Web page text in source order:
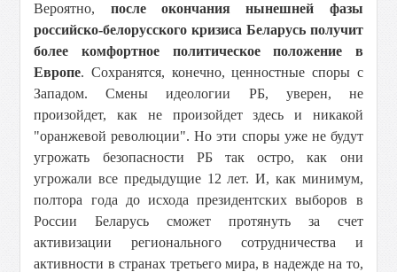
Вероятно, после окончания нынешней фазы
российско-белорусского кризиса Беларусь получит
более комфортное политическое положение в
Европе. Сохранятся, конечно, ценностные споры с
Западом. Смены идеологии РБ, уверен, не
произойдет, как не произойдет здесь и никакой
"оранжевой революции". Но эти споры уже не будут
угрожать безопасности РБ так остро, как они
угрожали все предыдущие 12 лет. И, как минимум,
полтора года до исхода президентских выборов в
России Беларусь сможет протянуть за счет
активизации регионального сотрудничества и
активности в странах третьего мира, в надежде на то,